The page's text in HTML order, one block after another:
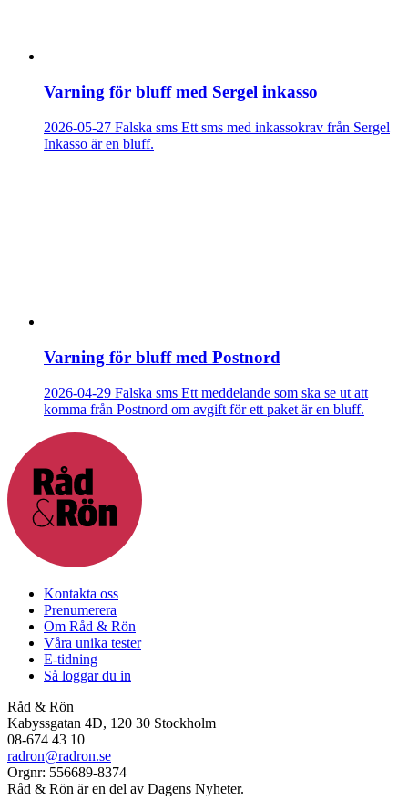
Varning för bluff med Sergel inkasso
2026-05-27 Falska sms Ett sms med inkassokrav från Sergel
Inkasso är en bluff.
Varning för bluff med Postnord
2026-04-29 Falska sms Ett meddelande som ska se ut att
komma från Postnord om avgift för ett paket är en bluff.
Kontakta oss
Prenumerera
Om Råd & Rön
Våra unika tester
E-tidning
Så loggar du in
Råd & Rön
Kabyssgatan 4D, 120 30 Stockholm
08-674 43 10
radron@radron.se
Orgnr: 556689-8374
Råd & Rön är en del av Dagens Nyheter.